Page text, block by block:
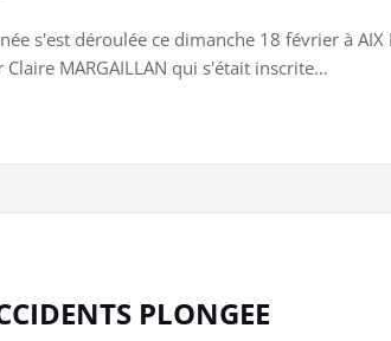
s'est déroulée ce dimanche 18 février à AIX
Claire MARGAILLAN qui s'était inscrite…
PLONGEE